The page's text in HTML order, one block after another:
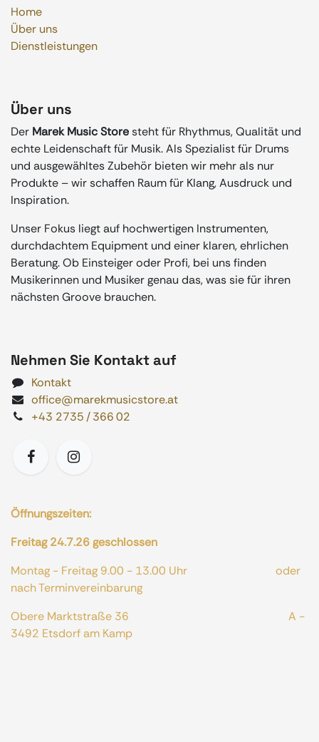
Home
Über uns
Dienstleistungen
Über uns
Der Marek Music Storesteht für Rhythmus, Qualität und
echte Leidenschaft für Musik. Als Spezialist für Drums
und ausgewähltes Zubehör bieten wir mehr als nur
Produkte – wir schaffen Raum für Klang, Ausdruck und
Inspiration.
Unser Fokus liegt auf hochwertigen Instrumenten,
durchdachtem Equipment und einer klaren, ehrlichen
Beratung. Ob Einsteiger oder Profi, bei uns finden
Musikerinnen und Musiker genau das, was sie für ihren
nächsten Groove brauchen.
Nehmen Sie Kontakt auf
Kontakt
office@marekmusicstore.at
+43 2735 / 366 02
Öffnungszeiten:
Freitag 24.7.26 geschlossen
Montag - Freitag 9.00 - 13.00 Uhr oder
nach Terminvereinbarung
Obere Marktstraße 36 A -
3492 Etsdorf am Kamp